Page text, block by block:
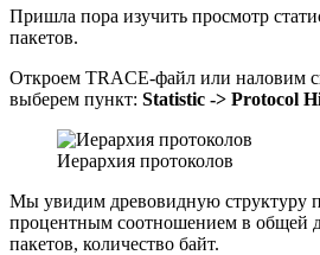
Пришла пора изучить просмотр
пакетов.
Откроем TRACE-файл или наловим
выберем пункт: Statistic -> Protocol
Иерархия протоколов
Мы увидим древовидную структуру
процентным соотношением в общей
пакетов, количество байт.